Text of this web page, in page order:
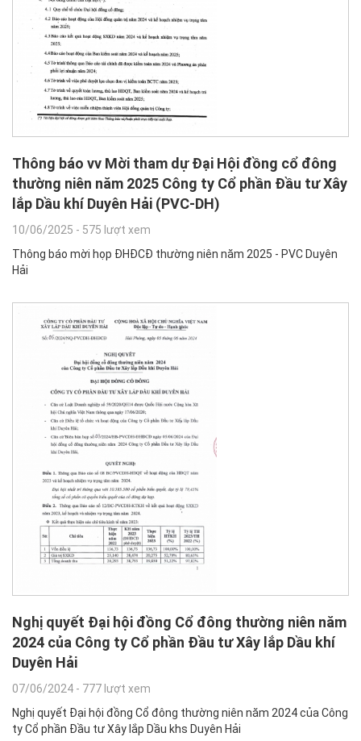
Thông báo vv Mời tham dự Đại Hội đồng cổ đông
thường niên năm 2025 Công ty Cổ phần Đầu tư Xây
lắp Dầu khí Duyên Hải (PVC-DH)
10/06/2025 - 575 lượt xem
Thông báo mời họp ĐHĐCĐ thường niên năm 2025 - PVC Duyên
Hải
Nghị quyết Đại hội đồng Cổ đông thường niên năm
2024 của Công ty Cổ phần Đầu tư Xây lắp Dầu khí
Duyên Hải
07/06/2024 - 777 lượt xem
Nghị quyết Đại hội đồng Cổ đông thường niên năm 2024 của Công
ty Cổ phần Đầu tư Xây lắp Dầu khs Duyên Hải